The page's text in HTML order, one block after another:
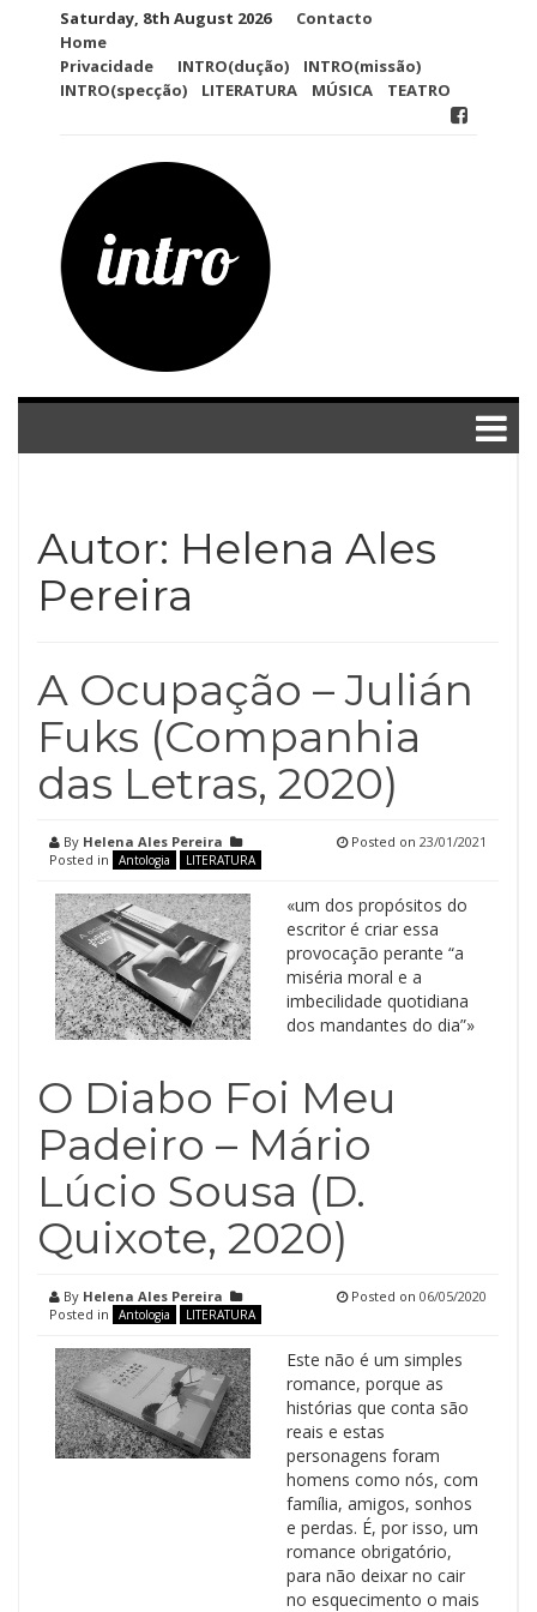
Saturday, 8th August 2026
Contacto
Home
Privacidade
INTRO(dução)
INTRO(missão)
INTRO(specção)
LITERATURA MÚSICA TEATRO
Autor: Helena Ales
Pereira
A Ocupação – Julián
Fuks (Companhia
das Letras, 2020)
By Helena Ales Pereira
Posted in
Antologia LITERATURA
Posted on 23/01/2021
«um dos propósitos do
escritor é criar essa
provocação perante “a
miséria moral e a
imbecilidade quotidiana
dos mandantes do dia”»
O Diabo Foi Meu
Padeiro – Mário
Lúcio Sousa (D.
Quixote, 2020)
By Helena Ales Pereira
Posted in
Antologia LITERATURA
Posted on 06/05/2020
Este não é um simples
romance, porque as
histórias que conta são
reais e estas
personagens foram
homens como nós, com
família, amigos, sonhos
e perdas. É, por isso, um
romance obrigatório,
para não deixar no cair
no esquecimento o mais